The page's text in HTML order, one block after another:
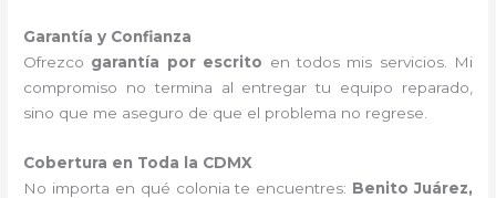
Garantía y Confianza
Ofrezco garantía por escrito en todos mis servicios. Mi
compromiso no termina al entregar tu equipo reparado,
sino que me aseguro de que el problema no regrese.
Cobertura en Toda la CDMX
No importa en qué colonia te encuentres: Benito Juárez,